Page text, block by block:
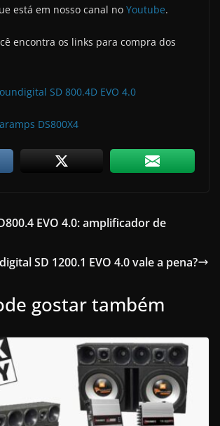
está em nosso canal no Youtube.
encontra os links para compra dos
SD 800.4D EVO 4.0
DS800X4
EVO 4.0: amplificador de
SD 1200.1 EVO 4.0 vale a pena?
gostar também